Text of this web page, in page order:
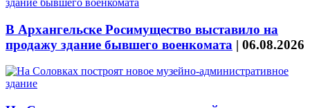
В Архангельске Росимущество выставило на
продажу здание бывшего военкомата | 06.08.2026